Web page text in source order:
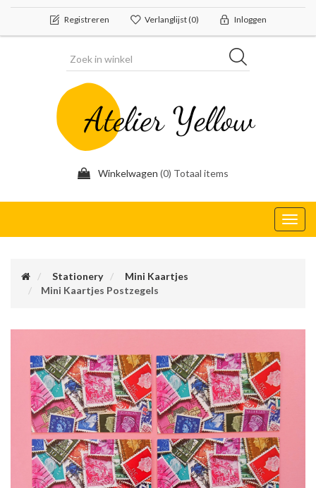
Registreren Verlanglijst(0) Inloggen
Winkelwagen (0) Totaal items
Stationery
Mini Kaartjes
Mini Kaartjes Postzegels